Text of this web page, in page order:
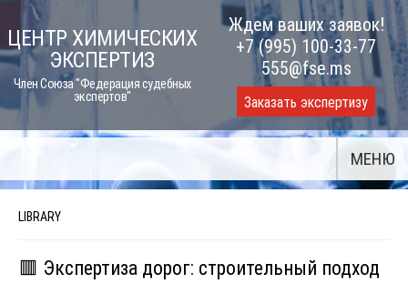
Skip
to
content
ЦЕНТР ХИМИЧЕСКИХ
ЭКСПЕРТИЗ
Член Союза "Федерация судебных
экспертов"
Ждем ваших заявок!
+7 (995) 100-33-77
555@fse.ms
Заказать экспертизу
МЕНЮ
LIBRARY
🟥 Экспертиза дорог: строительный подход